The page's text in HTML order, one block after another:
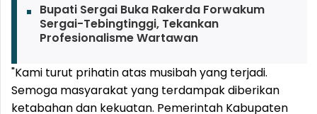
Bupati Sergai Buka Rakerda Forwakum
Sergai-Tebingtinggi, Tekankan
Profesionalisme Wartawan
"Kami turut prihatin atas musibah yang terjadi.
Semoga masyarakat yang terdampak diberikan
ketabahan dan kekuatan. Pemerintah Kabupaten